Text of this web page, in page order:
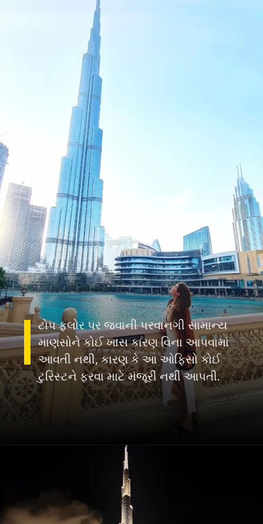
ટોપ ફ્લોર પર જવાની પરવાનગી સામાન્ય
માણસોને કોઈ ખાસ કારણ વિના આપવામાં
આવતી નથી, કારણ કે આ ઓફિસો કોઈ
ટુરિસ્ટને ફરવા માટે મંજૂરી નથી આપતી.